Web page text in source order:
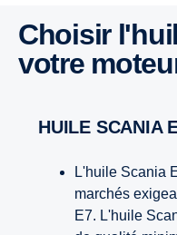
Choisir l'huile parfaite pour
votre
HUILE SCANIA
L'huile Scania
marchés
E7. L'huile